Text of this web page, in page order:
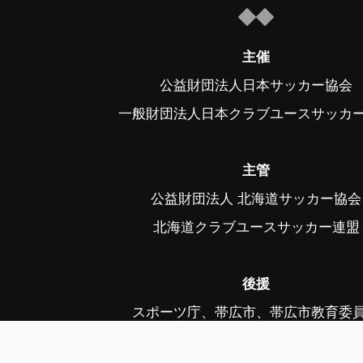
主催
公益財団法人日本サッカー協会
一般財団法人日本クラブユースサッカ
主管
公益財団法人 北海道サッカー協会
北海道クラブユースサッカー連盟
後援
スポーツ庁、帯広市、帯広市教育委